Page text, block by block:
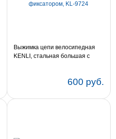
Выжимка цепи велосипедная
KENLI, стальная большая с
600 руб.